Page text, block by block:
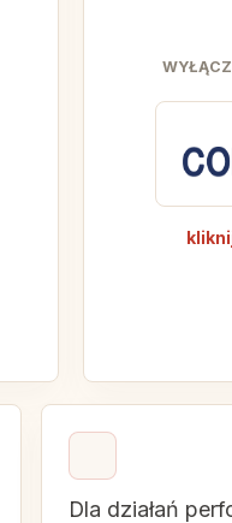
Dla działań